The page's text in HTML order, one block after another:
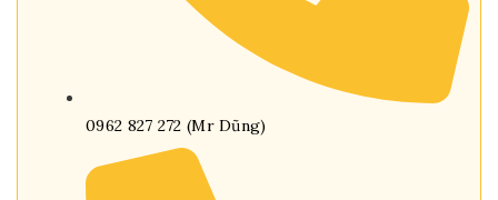
0962 827 272 (Mr Dũng)